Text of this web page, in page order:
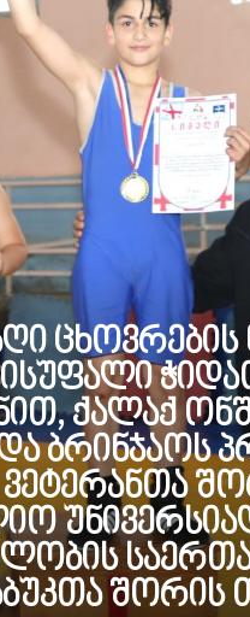
ცხოვრების
ქალაქ
ბრინჯაოს
ვეტერანთა
შორის